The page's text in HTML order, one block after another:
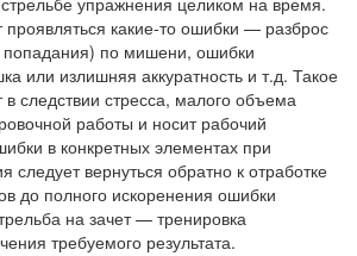
проявляться какие-то ошибки — разброс
по мишени, ошибки
или излишняя аккуратность и т.д. Такое
следствии стресса, малого объема
работы и носит рабочий
в конкретных элементах при
следует вернуться обратно к отработке
до полного искоренения ошибки
на зачет — тренировка
требуемого результата.